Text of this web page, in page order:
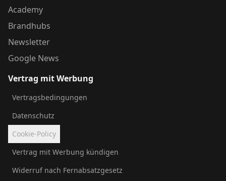
Academy
Brandhubs
Newsletter
Google News
Vertrag mit Werbung
Vertragsbedingungen
Datenschutz
Cookie-Policy
Vertrag mit Werbung kündigen
Widerruf nach Fernabsatzgesetz